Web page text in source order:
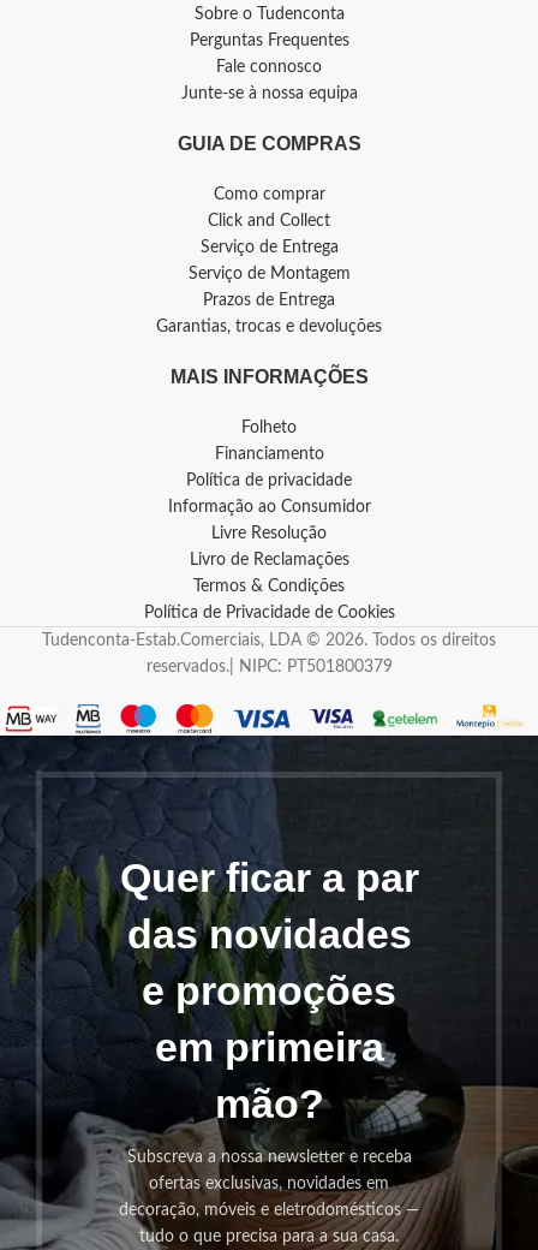
Sobre o Tudenconta
Perguntas Frequentes
Fale connosco
Junte-se à nossa equipa
GUIA DE COMPRAS
Como comprar
Click and Collect
Serviço de Entrega
Serviço de Montagem
Prazos de Entrega
Garantias, trocas e devoluções
MAIS INFORMAÇÕES
Folheto
Financiamento
Política de privacidade
Informação ao Consumidor
Livre Resolução
Livro de Reclamações
Termos & Condições
Política de Privacidade de Cookies
Tudenconta-Estab.Comerciais, LDA © 2026. Todos os direitos
reservados.| NIPC: PT501800379
Quer ficar a par
das novidades
e promoções
em primeira
mão?
Subscreva a nossa newsletter e receba
ofertas exclusivas, novidades em
decoração, móveis e eletrodomésticos —
tudo o que precisa para a sua casa.